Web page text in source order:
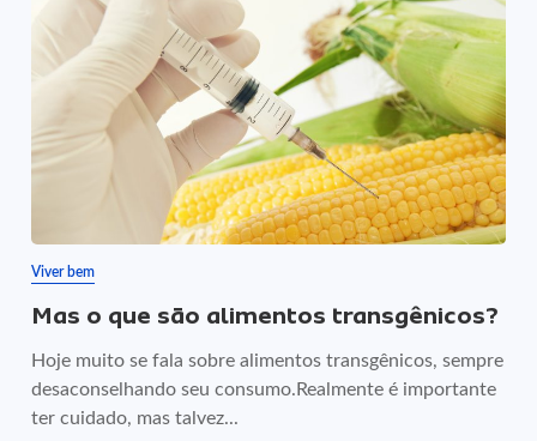
Viver bem
Mas o que são alimentos transgênicos?
Hoje muito se fala sobre alimentos transgênicos, sempre
desaconselhando seu consumo.Realmente é importante
ter cuidado, mas talvez...